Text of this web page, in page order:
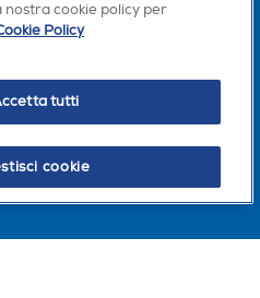
cookie policy per
Policy
tutti
cookie